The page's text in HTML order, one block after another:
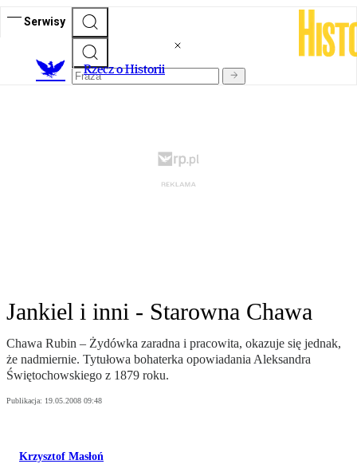
Serwisy
Rzecz o Historii
Jankiel i inni - Starowna Chawa
Chawa Rubin – Żydówka zaradna i pracowita, okazuje się jednak,
że nadmiernie. Tytułowa bohaterka opowiadania Aleksandra
Świętochowskiego z 1879 roku.
Publikacja: 19.05.2008 09:48
Krzysztof Masłoń